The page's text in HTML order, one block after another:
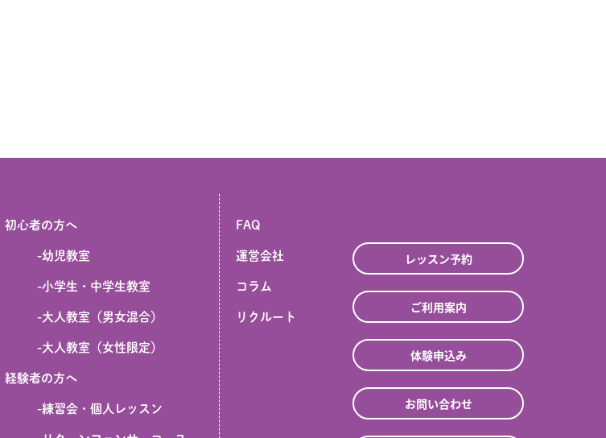
初心者の方へ
-幼児教室
-小学生・中学生教室
-大人教室（男女混合）
-大人教室（女性限定）
経験者の方へ
-練習会・個人レッスン
FAQ
運営会社
コラム
リクルート
レッスン予約
ご利用案内
体験申込み
お問い合わせ